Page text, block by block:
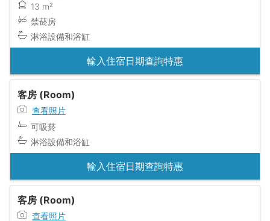
13 m²
禁菸房
淋浴設備和浴缸
輸入住宿日期查詢特惠
客房 (Room)
查看照片
可吸菸
淋浴設備和浴缸
輸入住宿日期查詢特惠
客房 (Room)
查看照片